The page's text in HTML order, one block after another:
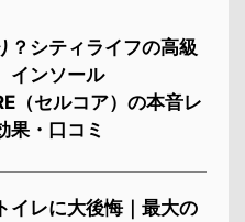
？シティライフの高級
インソール
（セルコア）の本音レ
果・口コミ
イレに大後悔｜最大の